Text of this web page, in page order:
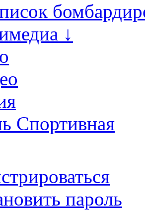
↓
Спортивная
пароль